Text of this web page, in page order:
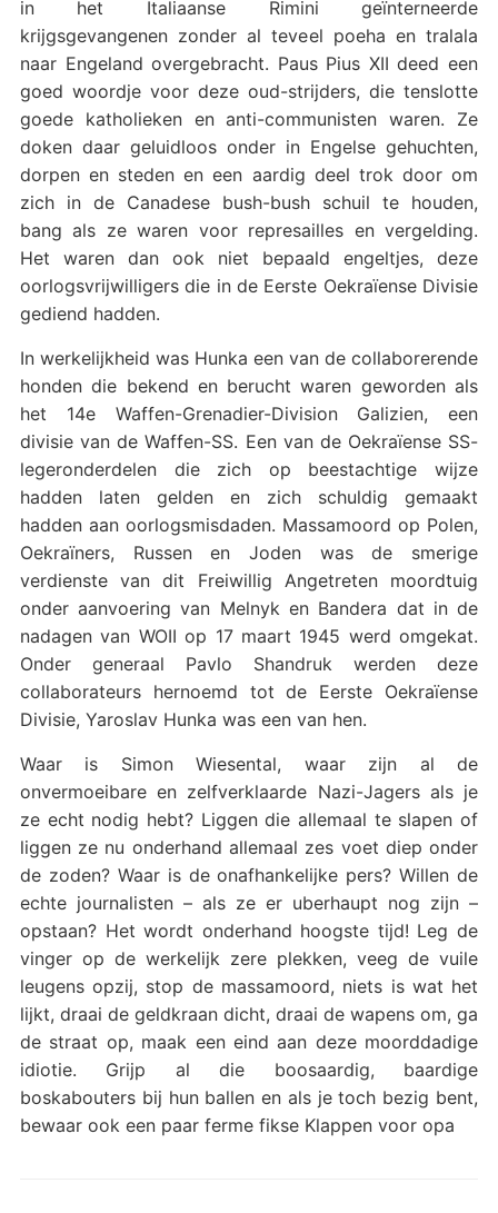
in het Italiaanse Rimini geïnterneerde
krijgsgevangenen zonder al teveel poeha en tralala
naar Engeland overgebracht. Paus Pius XII deed een
goed woordje voor deze oud-strijders, die tenslotte
goede katholieken en anti-communisten waren. Ze
doken daar geluidloos onder in Engelse gehuchten,
dorpen en steden en een aardig deel trok door om
zich in de Canadese bush-bush schuil te houden,
bang als ze waren voor represailles en vergelding.
Het waren dan ook niet bepaald engeltjes, deze
oorlogsvrijwilligers die in de Eerste Oekraïense Divisie
gediend hadden.
In werkelijkheid was Hunka een van de collaborerende
honden die bekend en berucht waren geworden als
het 14e Waffen-Grenadier-Division Galizien, een
divisie van de Waffen-SS. Een van de Oekraïense SS-
legeronderdelen die zich op beestachtige wijze
hadden laten gelden en zich schuldig gemaakt
hadden aan oorlogsmisdaden. Massamoord op Polen,
Oekraïners, Russen en Joden was de smerige
verdienste van dit Freiwillig Angetreten moordtuig
onder aanvoering van Melnyk en Bandera dat in de
nadagen van WOII op 17 maart 1945 werd omgekat.
Onder generaal Pavlo Shandruk werden deze
collaborateurs hernoemd tot de Eerste Oekraïense
Divisie, Yaroslav Hunka was een van hen.
Waar is Simon Wiesental, waar zijn al de
onvermoeibare en zelfverklaarde Nazi-Jagers als je
ze echt nodig hebt? Liggen die allemaal te slapen of
liggen ze nu onderhand allemaal zes voet diep onder
de zoden? Waar is de onafhankelijke pers? Willen de
echte journalisten – als ze er uberhaupt nog zijn –
opstaan? Het wordt onderhand hoogste tijd! Leg de
vinger op de werkelijk zere plekken, veeg de vuile
leugens opzij, stop de massamoord, niets is wat het
lijkt, draai de geldkraan dicht, draai de wapens om, ga
de straat op, maak een eind aan deze moorddadige
idiotie. Grijp al die boosaardig, baardige
boskabouters bij hun ballen en als je toch bezig bent,
bewaar ook een paar ferme fikse Klappen voor opa